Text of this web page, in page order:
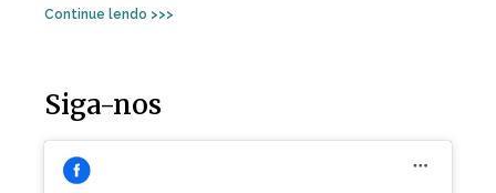
Continue lendo >>>
Siga-nos